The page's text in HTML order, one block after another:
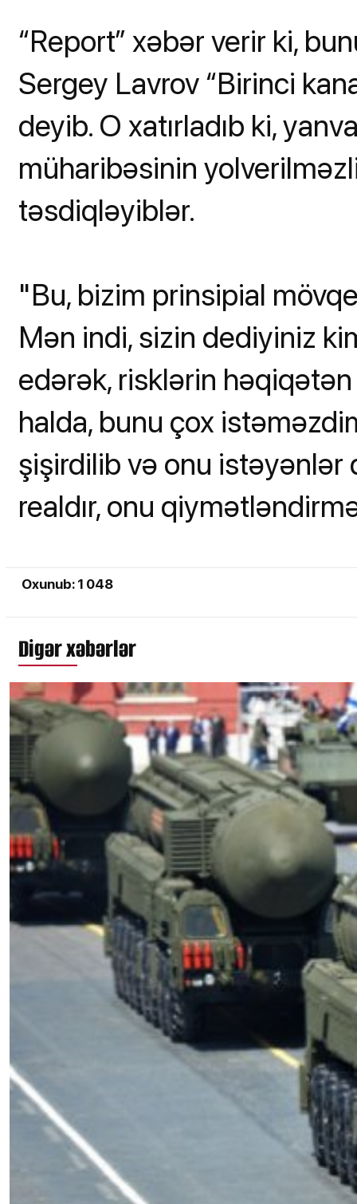
“Report” xəbər verir ki,
Sergey Lavrov “Birinci
deyib. O xatırladıb ki,
müharibəsinin
təsdiqləyiblər.
"Bu, bizim prinsipial
Mən indi, sizin dediyiniz
edərək, risklərin
halda, bunu çox
şişirdilib və onu istəyənlər
realdır, onu
Oxunub: 1 048
Digər xəbərlər